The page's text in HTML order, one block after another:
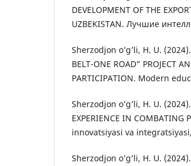
DEVELOPMENT OF THE
UZBEKISTAN. Лучшие
Sherzodjon o’g’li, H. U.
BELT-ONE ROAD” PROJECT
PARTICIPATION. Modern
Sherzodjon o’g’li, H. U.
EXPERIENCE IN COMBATING
innovatsiyasi va
Sherzodjon o’g’li, H. U.